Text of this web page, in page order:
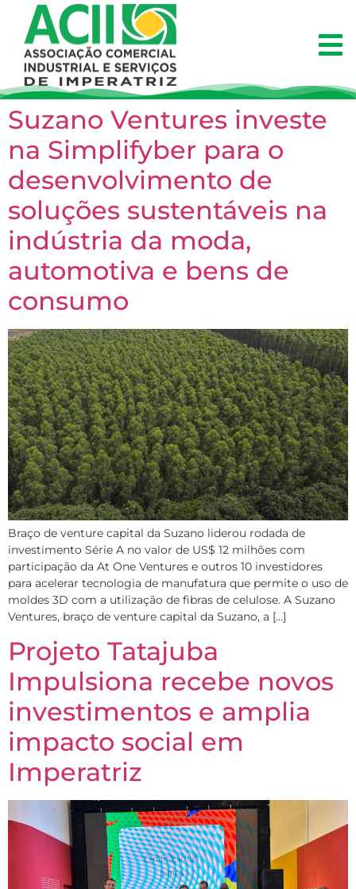
Suzano Ventures investe
na Simplifyber para o
desenvolvimento de
soluções sustentáveis na
indústria da moda,
automotiva e bens de
consumo
Braço de venture capital da Suzano liderou rodada de
investimento Série A no valor de US$ 12 milhões com
participação da At One Ventures e outros 10 investidores
para acelerar tecnologia de manufatura que permite o uso de
moldes 3D com a utilização de fibras de celulose. A Suzano
Ventures, braço de venture capital da Suzano, a […]
Projeto Tatajuba
Impulsiona recebe novos
investimentos e amplia
impacto social em
Imperatriz